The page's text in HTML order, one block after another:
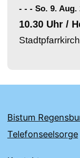
- - - So. 9. Aug.
10.30 Uhr /
Bistum
Telefonseelsorge